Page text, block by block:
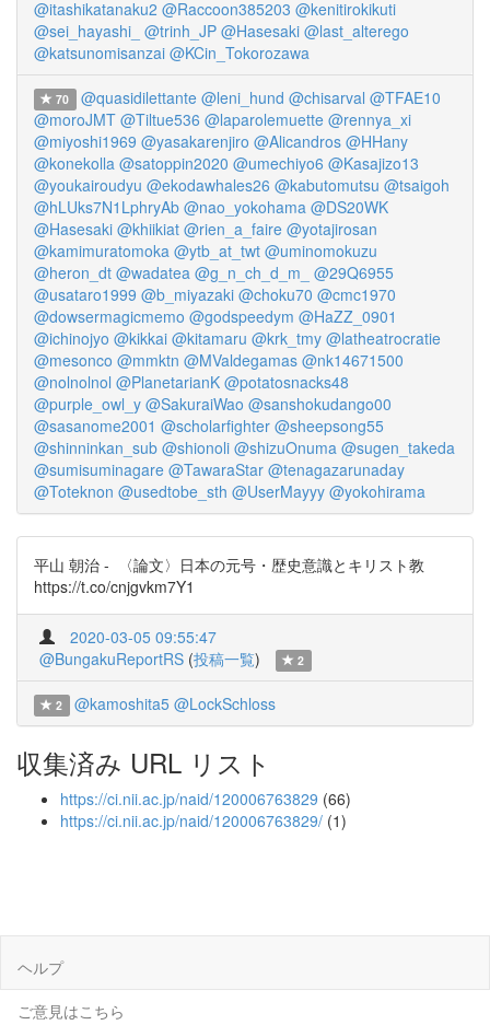
@itashikatanaku2 @Raccoon385203 @kenitirokikuti
@sei_hayashi_ @trinh_JP @Hasesaki @last_alterego
@katsunomisanzai @KCin_Tokorozawa
70 @quasidilettante @leni_hund @chisarval @TFAE10
@moroJMT @Tiltue536 @laparolemuette @rennya_xi
@miyoshi1969 @yasakarenjiro @Alicandros @HHany
@konekolla @satoppin2020 @umechiyo6 @Kasajizo13
@youkairoudyu @ekodawhales26 @kabutomutsu @tsaigoh
@hLUks7N1LphryAb @nao_yokohama @DS20WK
@Hasesaki @khiikiat @rien_a_faire @yotajirosan
@kamimuratomoka @ytb_at_twt @uminomokuzu
@heron_dt @wadatea @g_n_ch_d_m_
@29Q6955
@usataro1999 @b_miyazaki @choku70 @cmc1970
@dowsermagicmemo @godspeedym @HaZZ_0901
@ichinojyo @kikkai @kitamaru @krk_tmy @latheatrocratie
@mesonco @mmktn @MValdegamas @nk14671500
@nolnolnol @PlanetarianK @potatosnacks48
@purple_owl_y @SakuraiWao @sanshokudango00
@sasanome2001 @scholarfighter @sheepsong55
@shinninkan_sub @shionoli @shizuOnuma @sugen_takeda
@sumisuminagare @TawaraStar @tenagazarunaday
@Toteknon @usedtobe_sth @UserMayyy @yokohirama
平山 朝治 - 〈論文〉日本の元号・歴史意識とキリスト教
https://t.co/cnjgvkm7Y1
2020-03-05 09:55:47
@BungakuReportRS (投稿一覧) 2
2 @kamoshita5 @LockSchloss
収集済み URL リスト
https://ci.nii.ac.jp/naid/120006763829 (66)
https://ci.nii.ac.jp/naid/120006763829/ (1)
ヘルプ
ご意見はこちら